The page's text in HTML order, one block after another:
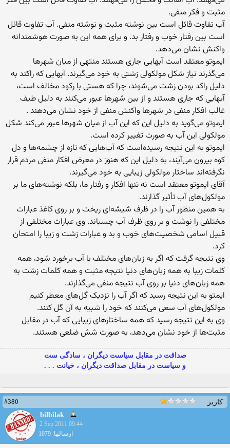
مثبت و فکر منفی.
آب تفاوت قائل است بین نوشته مثبت و نوشته منفی. آب تفاوت قائل
است بین رفتار خوب و رفتار بد. و برای همه این به صورت هوشمندانه
واکنش نشان می‌دهد.
ایموتو معتقد است آبهایی جاری هستند منتهی از میان شهرها
می‌گذرند نیاز شکل مولکولی زشتی به خود می‌گیرند. آبهایی که راکند به
دلیل راکد بودن زشت می‌شوند، چرا که هستی با رکود مخالف است،
آبهایی که جاری هستند و از بین شهرها عبور می‌کنند به دلیل طیف
غالب افکار منفی در شهرها واکنش منفی از خود نشان می‌دهند .
ایموتو می‌گوید به دلیل این که این آب از میان شهرها عبور می‌کند شکل
مولکولی این آب به صورت تغییر کرده است.
ایموتو به این نتیجه رسیده‌است که آب‌هایی که تازه از چشمه‌ها و دل
کوه بیرون می‌آیند، به دلیل این که هنوز در معرض افکار منفی مردم قرار
نگرفته‌اند ساختار مولکولی زیبایی به خود می‌گیرند.
آقای ایموتو معتقد است نه تنها افکار و رفتار ما، بلکه نوشته‌های ما بر
مولکول‌های آب تأثیر گذارند.
به همین منظور آب را در ظرف شیشه‌ای ریخت و بر روی کاغذ عبارات
مختلفی را نوشت و بر روی ظرف آب چسباند. وی عبارات مختلفی از
قبیل اسامی شخصیت‌های خوب و بد و عبارات زشت و زیبا را امتحان
کرد.
وی نتیجه گرفت که اگر به زبان‌های مختلف با آب برخورد شود، همه
کلمات زیبا به همه زبان‌های دنیا نتیجه مثبت و همه کلمات زشت به
همه زبان‌های دنیا بر روی آب نتیجه منفی می‌گذارند.
ایمتو به این نتیجه رسید که اگر آب را نزدیک گل‌های معطر کنیم
مولکول‌های آب سعی می‌کنند که خود را شبیه به آن گل کنند.
وی به این نتیجه رسید که همه ساختارهای زیبایی که آب در مقابل
مثبت‌ها از خود نشان می‌دهد، به صورت شش ضلعی هستند.
صداقت در مقابل سیاست دیگران ، سادگی ست
و سیاست در مقابل صداقت دیگران ، خیانت . . .
کاربر
#380
bilbilak
2 Sep 2011 09:44
ارسالها: 1079